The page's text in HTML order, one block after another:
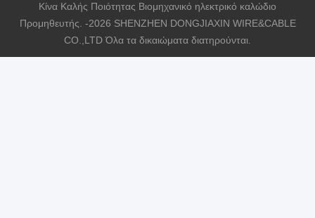
Κίνα Καλής Ποιότητας Βιομηχανικό ηλεκτρικό καλώδιο
Προμηθευτής. -2026 SHENZHEN DONGJIAXIN WIRE&CABLE
CO.,LTD Όλα τα δικαιώματα διατηρούνται.